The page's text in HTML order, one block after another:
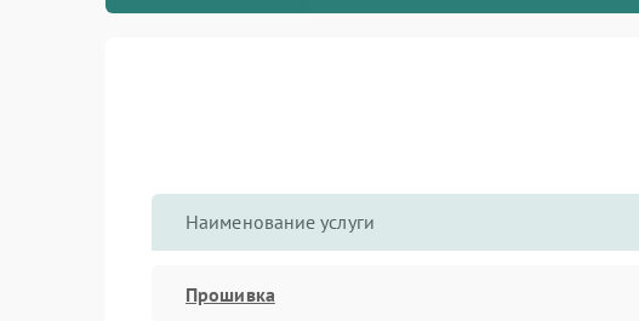
Наименование услуги
Прошивка